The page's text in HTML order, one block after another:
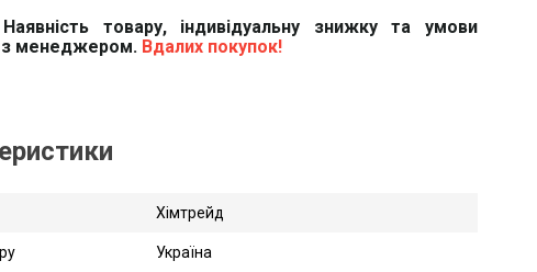
товару, індивідуальну знижку та умови
з менеджером. Вдалих покупок!
Хімтрейд
Україна